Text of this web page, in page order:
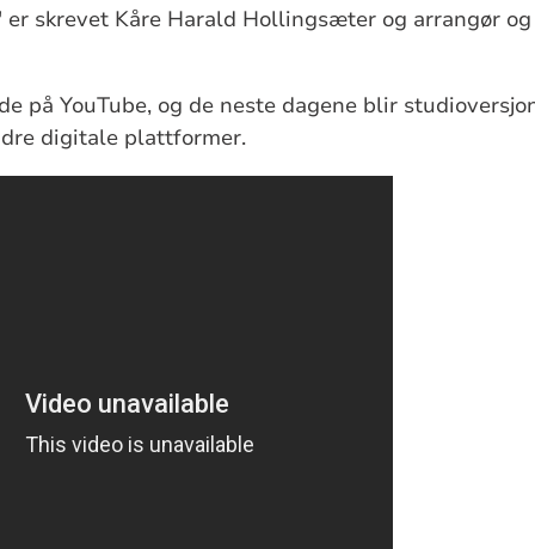
skrevet Kåre Harald Hollingsæter og arrangør og
på YouTube, og de neste dagene blir
digitale plattformer.